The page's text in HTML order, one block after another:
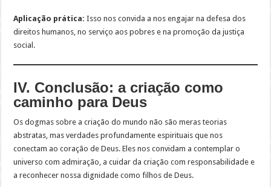
Aplicação prática: Isso nos convida a nos engajar na defesa dos
direitos humanos, no serviço aos pobres e na promoção da justiça
social.
IV. Conclusão: a criação como
caminho para Deus
Os dogmas sobre a criação do mundo não são meras teorias
abstratas, mas verdades profundamente espirituais que nos
conectam ao coração de Deus. Eles nos convidam a contemplar o
universo com admiração, a cuidar da criação com responsabilidade e
a reconhecer nossa dignidade como filhos de Deus.